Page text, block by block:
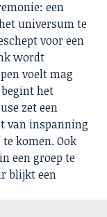
een
universum te
voor een
wordt
voelt mag
het
zet een
van inspanning
komen. Ook
een groep te
blijkt een